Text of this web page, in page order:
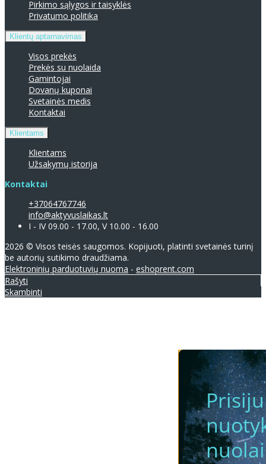
Pirkimo sąlygos ir taisyklės
Privatumo politika
Klientų aptarnavimas
Visos prekės
Prekės su nuolaida
Gamintojai
Dovanų kuponai
Svetainės medis
Kontaktai
Klientams
Klientams
Užsakymų istorija
Kontaktai
+37064767746
info@aktyvuslaikas.lt
I - IV 09.00 - 17.00, V 10.00 - 16.00
2026 © Visos teisės saugomos. Kopijuoti, platinti svetainės turinį
be autorių sutikimo draudžiama.
Elektroninių parduotuvių nuoma - eshoprent.com
Rašyti
Skambinti